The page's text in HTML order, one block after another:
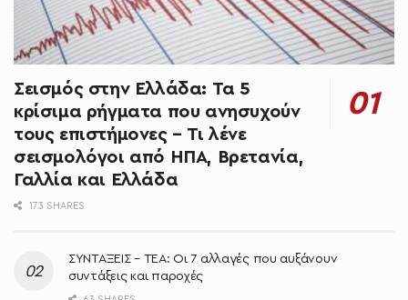
Σεισμός στην Ελλάδα: Τα 5
κρίσιμα ρήγματα που ανησυχούν
τους επιστήμονες – Τι λένε
σεισμολόγοι από ΗΠΑ, Βρετανία,
Γαλλία και Ελλάδα
173 SHARES
ΣΥΝΤΑΞΕΙΣ – ΤΕΑ: Οι 7 αλλαγές που αυξάνουν
συντάξεις και παροχές